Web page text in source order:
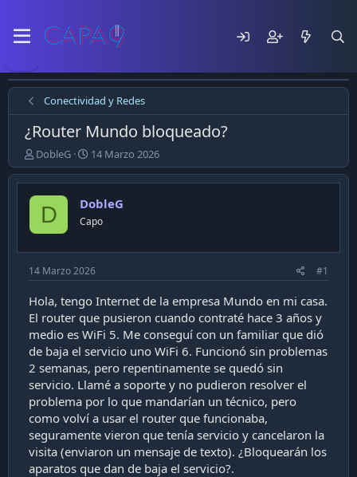
Conectividad y Redes
¿Router Mundo bloqueado?
E
m
p
e
l
t
e
m
a
DobleG
F
e
c
a
d
p
u
b
l
c
a
c
ó
n
14 Marzo 2026
D DobleG
Capo
14 Marzo 2026 #1
Hola, tengo Internet de la empresa Mundo en mi casa.
El router que pusieron cuando contraté hace 3 años y
medio es WiFi 5. Me conseguí con un familiar que dió
de baja el servicio uno WiFi 6. Funcionó sin problemas
2 semanas, pero repentinamente se quedó sin
servicio. Llamé a soporte y no pudieron resolver el
problema por lo que mandarían un técnico, pero
como volví a usar el router que funcionaba,
seguramente vieron que tenía servicio y cancelaron la
visita (enviaron un mensaje de texto). ¿Bloquearán los
aparatos que dan de baja el servicio?.